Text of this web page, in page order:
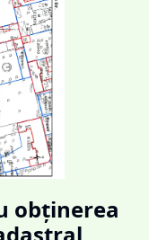
obținerea